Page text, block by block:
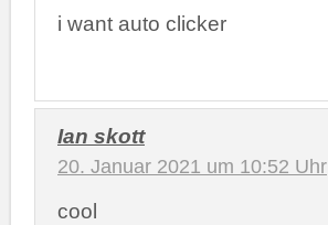
i want auto clicker
Ian skott
20. Januar 2021 um 10:52 Uhr
cool